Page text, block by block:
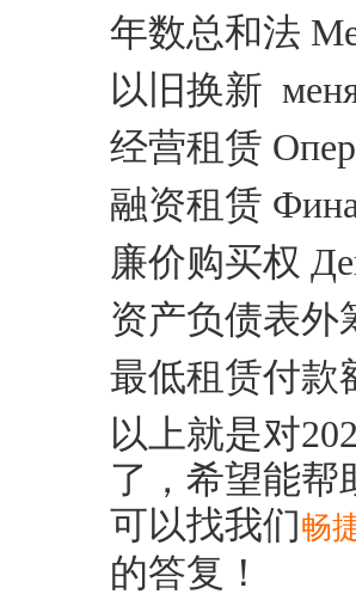
年数总和法
以旧换新
经营租赁
融资租赁
廉价购买权
资产负债表外
最低租赁付款
以上就是对
了，希望能帮
可以找我们畅
的答复！